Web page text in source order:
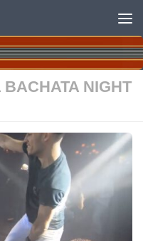
NIGHT